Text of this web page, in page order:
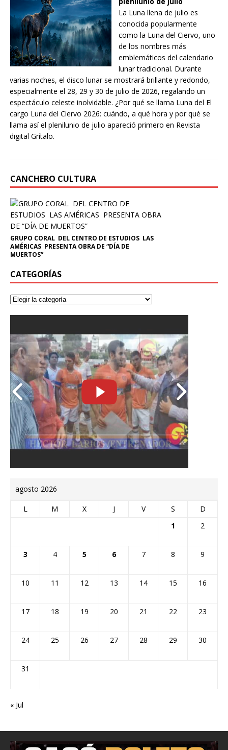
La Luna llena de julio es
conocida popularmente
como la Luna del Ciervo, uno
de los nombres más
emblemáticos del calendario
lunar tradicional. Durante
varias noches, el disco lunar se mostrará brillante y redondo,
especialmente el 28, 29 y 30 de julio de 2026, regalando un
espectáculo celeste inolvidable. ¿Por qué se llama Luna del El
cargo Luna del Ciervo 2026: cuándo, a qué hora y por qué se
llama así el plenilunio de julio apareció primero en Revista
digital Grítalo.
CANCHERO CULTURA
GRUPO CORAL DEL CENTRO DE ESTUDIOS LAS
AMÉRICAS PRESENTA OBRA DE “DÍA DE
MUERTOS”
CATEGORÍAS
agosto 2026
L M X J V S
D
1
2
3 4 5 6 7 8 9
10 11 12 13 14 15 16
17 18 19 20 21 22 23
24 25 26 27 28 29 30
31
« Jul